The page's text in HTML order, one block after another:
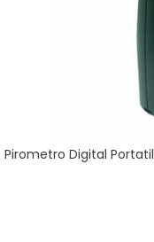
Pirometro Digital Portatil